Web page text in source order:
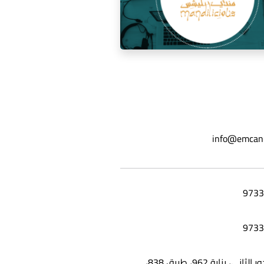
السوشيال ميديا لمطعم مندي
ليشس